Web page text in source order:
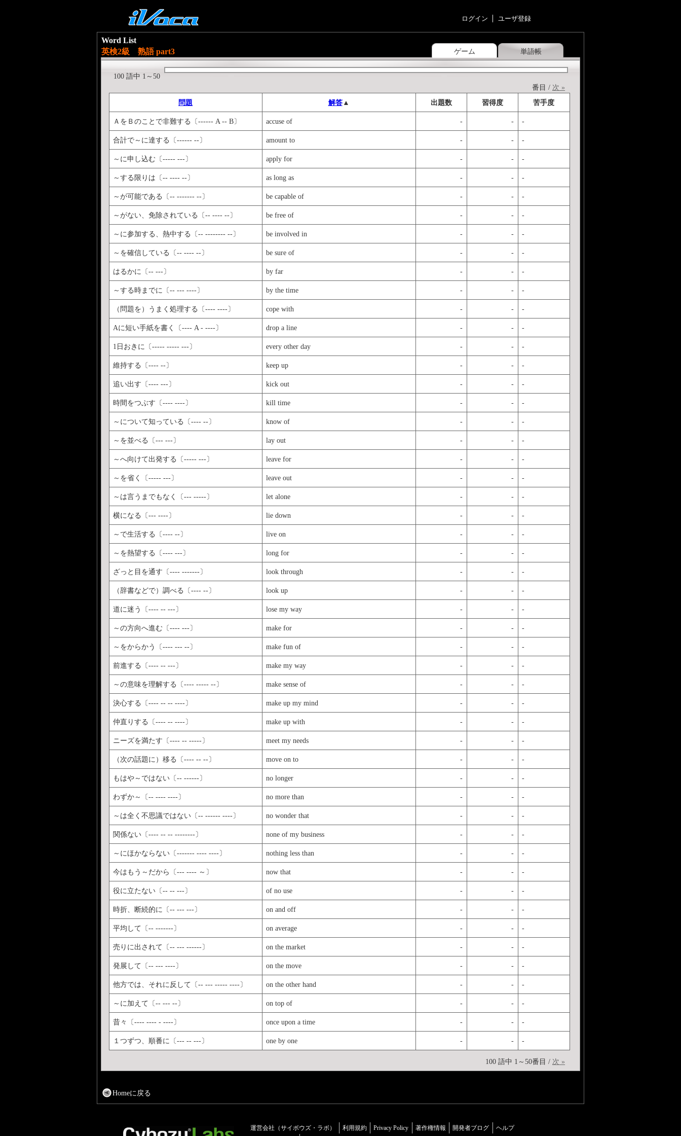
ログイン ユーザ登録
ゲーム 単語帳
Word List
英検2級 熟語 part3
100 語中 1～50
番目 / 次 »
問題
解答▲ 出題数 習得度 苦手度
ＡをＢのことで非難する〔------ A -- B〕 accuse of - - -
合計で～に達する〔------ --〕 amount to - - -
～に申し込む〔----- ---〕 apply for - - -
～する限りは〔-- ---- --〕 as long as - - -
～が可能である〔-- ------- --〕 be capable of - - -
～がない、免除されている〔-- ---- --〕 be free of - - -
～に参加する、熱中する〔-- -------- --〕 be involved in - - -
～を確信している〔-- ---- --〕 be sure of - - -
はるかに〔-- ---〕 by far - - -
～する時までに〔-- --- ----〕 by the time - - -
（問題を）うまく処理する〔---- ----〕 cope with - - -
Aに短い手紙を書く〔---- A - ----〕 drop a line - - -
1日おきに〔----- ----- ---〕 every other day - - -
維持する〔---- --〕 keep up - - -
追い出す〔---- ---〕 kick out - - -
時間をつぶす〔---- ----〕 kill time - - -
～について知っている〔---- --〕 know of - - -
～を並べる〔--- ---〕 lay out - - -
～へ向けて出発する〔----- ---〕 leave for - - -
～を省く〔----- ---〕 leave out - - -
～は言うまでもなく〔--- -----〕 let alone - - -
横になる〔--- ----〕 lie down - - -
～で生活する〔---- --〕 live on - - -
～を熱望する〔---- ---〕 long for - - -
ざっと目を通す〔---- -------〕 look through - - -
（辞書などで）調べる〔---- --〕 look up - - -
道に迷う〔---- -- ---〕 lose my way - - -
～の方向へ進む〔---- ---〕 make for - - -
～をからかう〔---- --- --〕 make fun of - - -
前進する〔---- -- ---〕 make my way - - -
～の意味を理解する〔---- ----- --〕 make sense of - - -
決心する〔---- -- -- ----〕 make up my mind - - -
仲直りする〔---- -- ----〕 make up with - - -
ニーズを満たす〔---- -- -----〕 meet my needs - - -
（次の話題に）移る〔---- -- --〕 move on to - - -
もはや～ではない〔-- ------〕 no longer - - -
わずか～〔-- ---- ----〕 no more than - - -
～は全く不思議ではない〔-- ------ ----〕 no wonder that - - -
関係ない〔---- -- -- --------〕 none of my business - - -
～にほかならない〔------- ---- ----〕 nothing less than - - -
今はもう～だから〔--- ---- ～〕 now that - - -
役に立たない〔-- -- ---〕 of no use - - -
時折、断続的に〔-- --- ---〕 on and off - - -
平均して〔-- -------〕 on average - - -
売りに出されて〔-- --- ------〕 on the market - - -
発展して〔-- --- ----〕 on the move - - -
他方では、それに反して〔-- --- ----- ----〕 on the other hand - - -
～に加えて〔-- --- --〕 on top of - - -
昔々〔---- ---- - ----〕 once upon a time - - -
１つずつ、順番に〔--- -- ---〕 one by one - - -
100 語中 1～50番目 / 次 »
Homeに戻る
運営会社（サイボウズ・ラボ） 利用規約 Privacy Policy 著作権情報 開発者ブログ ヘルプ